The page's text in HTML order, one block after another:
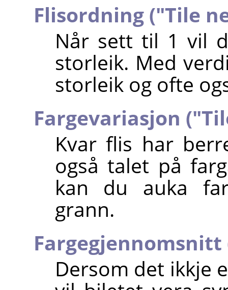
Flisordning ("Tile
Når sett til 1 vil
storleik. Med
storleik og ofte
Fargevariasjon
Kvar flis har
også talet på
kan du auka
grann.
Dersom det ikkje